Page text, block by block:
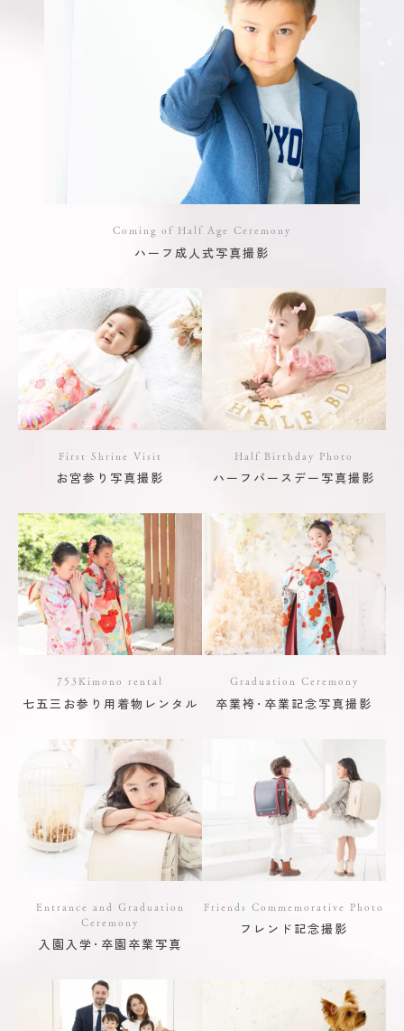
Coming of Half Age Ceremony
ハーフ成人式写真撮影
First Shrine Visit
お宮参り写真撮影
Half Birthday Photo
ハーフバースデー写真撮影
753Kimono rental
七五三お参り用着物レンタル
Graduation Ceremony
卒業袴･卒業記念写真撮影
Entrance and Graduation
Ceremony
入園入学･卒園卒業写真
Friends Commemorative Photo
フレンド記念撮影